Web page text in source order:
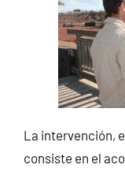
La intervención,
consiste en el